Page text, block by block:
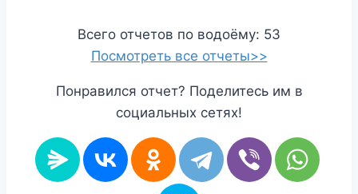
Всего отчетов по водоёму: 53
Посмотреть все отчеты>>
Понравился отчет? Поделитесь им в
социальных сетях!